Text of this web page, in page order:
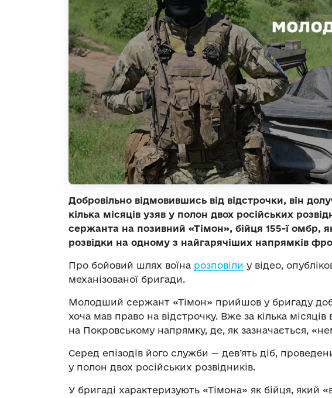
Добровільно відмовившись від відстрочки, він
кілька місяців узяв у полон двох російських
сержанта на позивний «Тімон», бійця 155-ї омбр,
розвідки на одному з найгарячіших напрямків
Про бойовий шлях воїна розповіли у відео,
механізованої бригади.
Молодший сержант «Тімон» прийшов у бригаду
хоча мав право на відстрочку. Вже за кілька місяців
на Покровському напрямку, де, як зазначається,
Серед епізодів його служби — дев’ять діб,
у полон двох російських розвідників.
У бригаді характеризують «Тімона» як бійця, який